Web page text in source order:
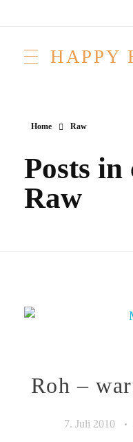
Home Raw
Posts in
Raw
Roh –
7. Juli 2010